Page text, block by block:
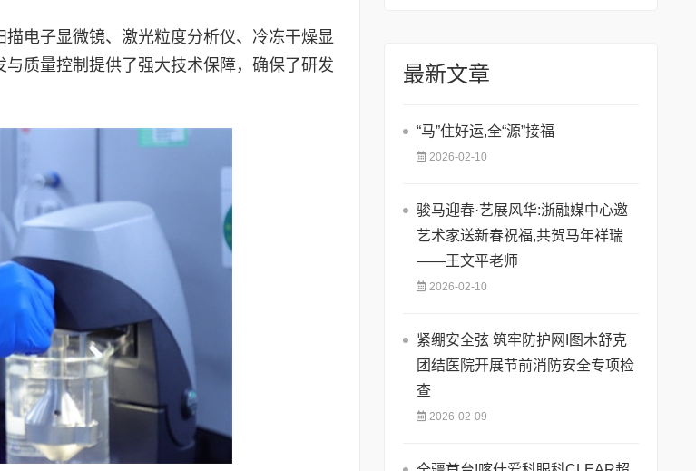
电子显微镜、激光粒度分析仪、冷冻干燥显
质量控制提供了强大技术保障，确保了研发
最新文章
​“马”住好运,全“源”接福
2026-02-10
骏马迎春·艺展风华:浙融媒中心邀
艺术家送新春祝福,共贺马年祥瑞
——王文平老师
2026-02-10
紧绷安全弦 筑牢防护网I图木舒克
团结医院开展节前消防安全专项检
查
2026-02-09